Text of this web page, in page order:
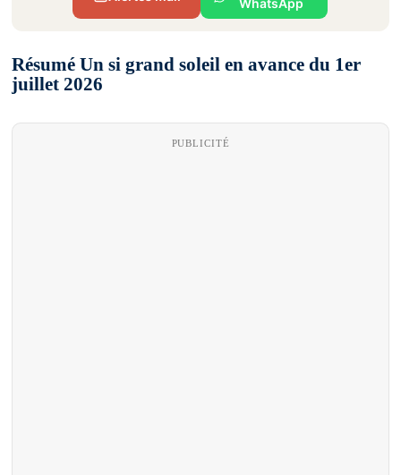
WhatsApp
Résumé Un si grand soleil en avance du 1er
juillet 2026
PUBLICITÉ